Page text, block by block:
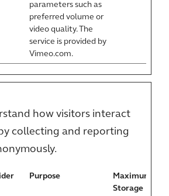
parameters such as
preferred volume or
video quality. The
service is provided by
Vimeo.com.
how visitors interact
collecting and reporting
Purpose
Maximum
Storage